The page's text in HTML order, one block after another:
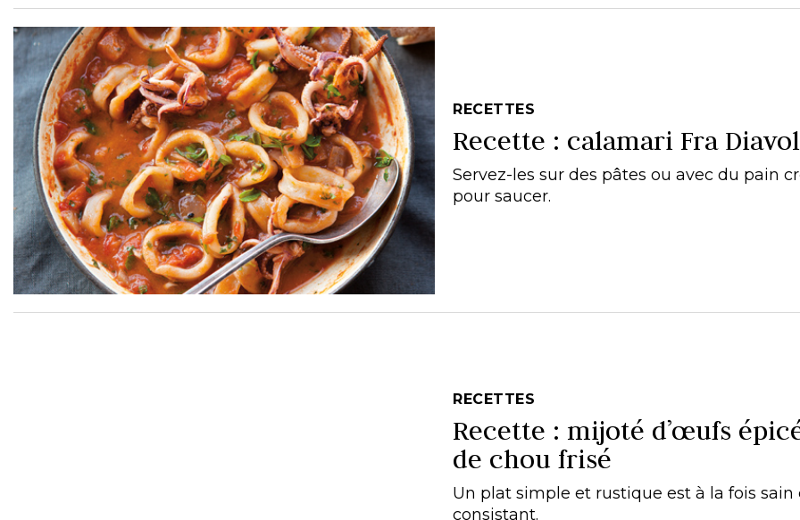
RECETTES
Recette : calamari Fra
Servez-les sur des pâtes ou avec du pain
pour saucer.
RECETTES
Recette : mijoté d’œufs
de chou frisé
Un plat simple et rustique est à la fois sain
consistant.